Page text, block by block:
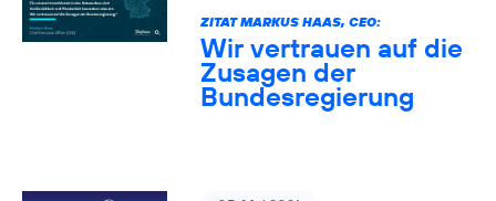
ZITAT MARKUS HAAS, CEO:
Wir vertrauen auf die
Zusagen der
Bundesregierung